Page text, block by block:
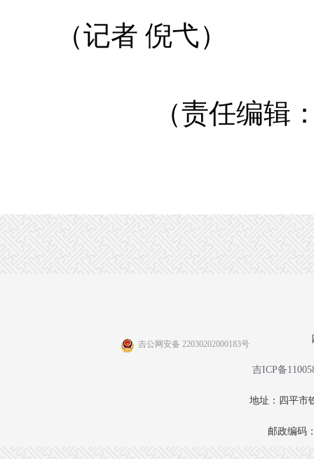
（记者 倪弋）
（责任编辑：
吉公网安备 22030202000183号
吉ICP备
地址：四平市
邮政编码